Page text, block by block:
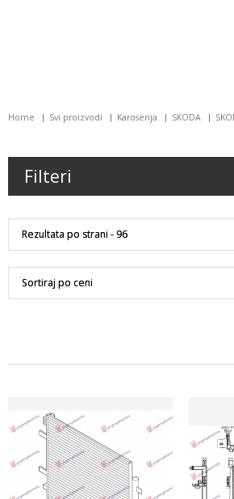
Home Svi proizvodi Karoserija SKODA
Filteri